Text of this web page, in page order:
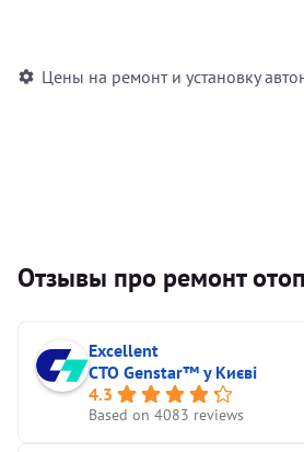
Цены на ремонт и установку
Отзывы про ремонт
Excellent
СТО Genstar™ у Києві
4.3
Based on 4083 reviews